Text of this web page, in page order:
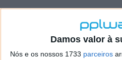
Damos valor à
Nós e os nossos 1733 parceiros